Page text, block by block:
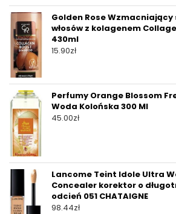
Golden Rose
włosów z kolagenem
430ml
15.90zł
Perfumy Orange Blossom
Woda Kolońska 300 Ml
45.00zł
Lancome Teint Idole Ultra
Concealer korektor o
odcień 051 CHATAIGNE
98.44zł